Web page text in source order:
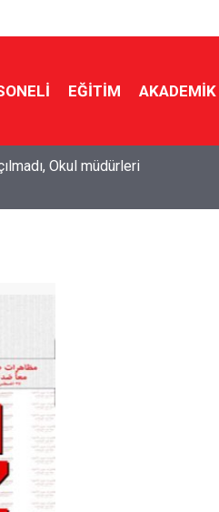
EĞİTİM AKADEMİK